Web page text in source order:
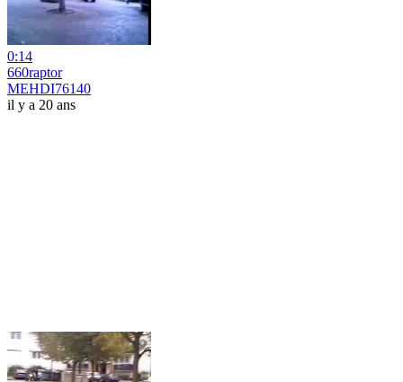
0:14
660raptor
MEHDI76140
il y a 20 ans